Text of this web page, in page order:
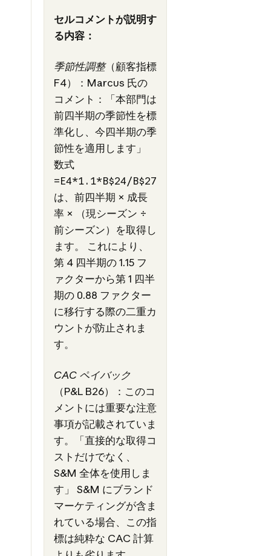
セルコメントが説明す
る内容：
季節性調整（顧客指標
F4）：Marcus 氏の
コメント：「本部門は
前四半期の季節性を標
準化し、今四半期の季
節性を適用します」
数式
=E4*1.1*B$24/B$27
は、前四半期 × 成長
率 × （現シーズン ÷
前シーズン）を取得し
ます。 これにより、
第 4 四半期の 1.15 フ
ァクターから第 1 四半
期の 0.88 ファクター
に移行する際の二重カ
ウントが防止されま
す。
CAC ペイバック
（P&L B26）：このコ
メントには重要な注意
事項が記載されていま
す。「直接的な取得コ
ストだけでなく、
S&M 全体を使用しま
す」 S&M にブランド
マーケティングが含ま
れている場合、この指
標は純粋な CAC 計算